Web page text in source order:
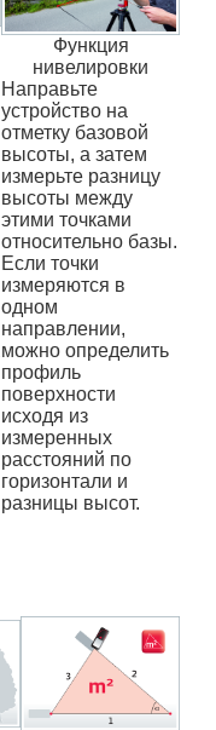
Функция
нивелировки
Направьте
устройство на
отметку базовой
высоты, а затем
измерьте разницу
высоты между
этими точками
относительно базы.
Если точки
измеряются в
одном
направлении,
можно определить
профиль
поверхности
исходя из
измеренных
расстояний по
горизонтали и
разницы высот.